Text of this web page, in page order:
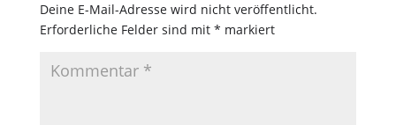
Deine E-Mail-Adresse wird nicht veröffentlicht.
Erforderliche Felder sind mit * markiert